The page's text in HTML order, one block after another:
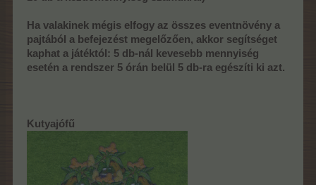
Ha valakinek mégis elfogy az összes eventnövény a
pajtából a befejezést megelőzően, akkor segítséget
kaphat a játéktól: 5 db-nál kevesebb mennyiség
esetén a rendszer 5 órán belül 5 db-ra egészíti ki azt.
Kutyajófű